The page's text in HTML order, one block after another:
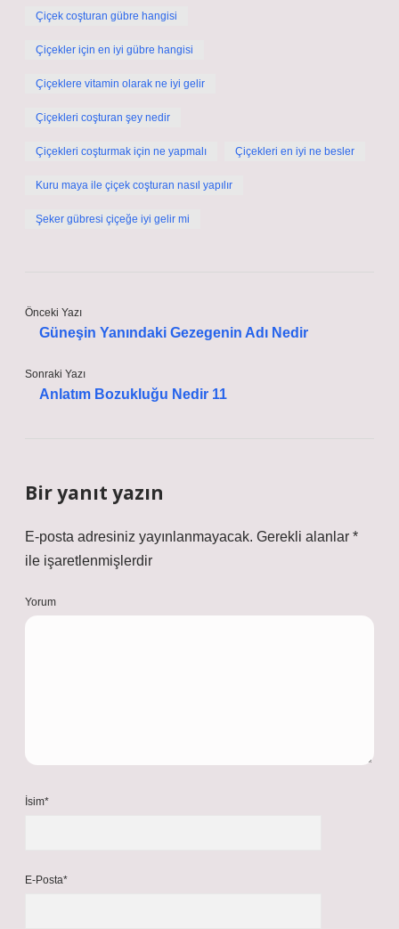
Çiçek coşturan gübre hangisi
Çiçekler için en iyi gübre hangisi
Çiçeklere vitamin olarak ne iyi gelir
Çiçekleri coşturan şey nedir
Çiçekleri coşturmak için ne yapmalı Çiçekleri en iyi ne besler
Kuru maya ile çiçek coşturan nasıl yapılır
Şeker gübresi çiçeğe iyi gelir mi
Önceki Yazı
Güneşin Yanındaki Gezegenin Adı Nedir
Sonraki Yazı
Anlatım Bozukluğu Nedir 11
Bir yanıt yazın
E-posta adresiniz yayınlanmayacak. Gerekli alanlar *
ile işaretlenmişlerdir
Yorum
İsim*
E-Posta*